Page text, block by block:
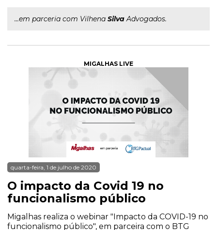
...em parceria com Vilhena SilvaAdvogados.
MIGALHAS LIVE
quarta-feira, 1 de julho de 2020
O impacto da Covid 19 no
funcionalismo público
Migalhas realiza o webinar "Impacto da COVID-19 no
funcionalismo público", em parceira com o BTG